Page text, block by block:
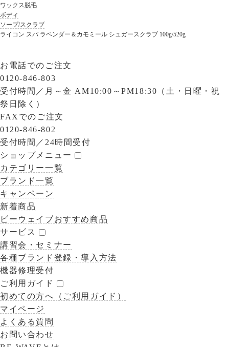
ワックス脱毛
ボディ
ソープ/スクラブ
ライコン スパ ラベンダー＆カモミール シュガースクラブ 100g/520g
お電話でのご注文
0120-846-803
受付時間／ 月～金 AM10:00～PM18:30（土・日曜・祝
祭日除く）
FAXでのご注文
0120-846-802
受付時間／ 24時間受付
ショップメニュー
カテゴリー一覧
ブランド一覧
キャンペーン
新着商品
ビーウェイブおすすめ商品
サービス
講習会・セミナー
各種ブランド登録・導入方法
機器修理受付
ご利用ガイド
初めての方へ（ご利用ガイド）
マイページ
よくある質問
お問い合わせ